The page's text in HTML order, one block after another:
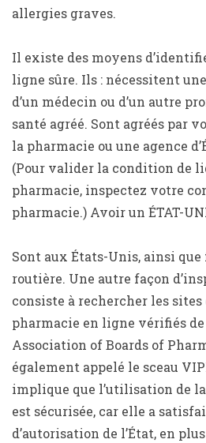
allergies graves.
Il existe des moyens
ligne sûre. Ils : nécessitent
d’un médecin ou d’un autre
santé agréé. Sont agréés par
la pharmacie ou une agence
(Pour valider la condition de
pharmacie, inspectez votre
pharmacie.) Avoir un ÉTAT-
Sont aux États-Unis, ainsi
routière. Une autre façon
consiste à rechercher les sites
pharmacie en ligne vérifiés
Association of Boards of
également appelé le sceau
implique que l’utilisation de
est sécurisée, car elle a
d’autorisation de l’État, en